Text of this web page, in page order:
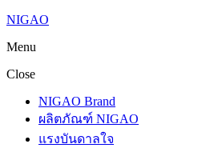
NIGAO
Menu
Close
NIGAO Brand
ผลิตภัณฑ์ NIGAO
แรงบันดาลใจ